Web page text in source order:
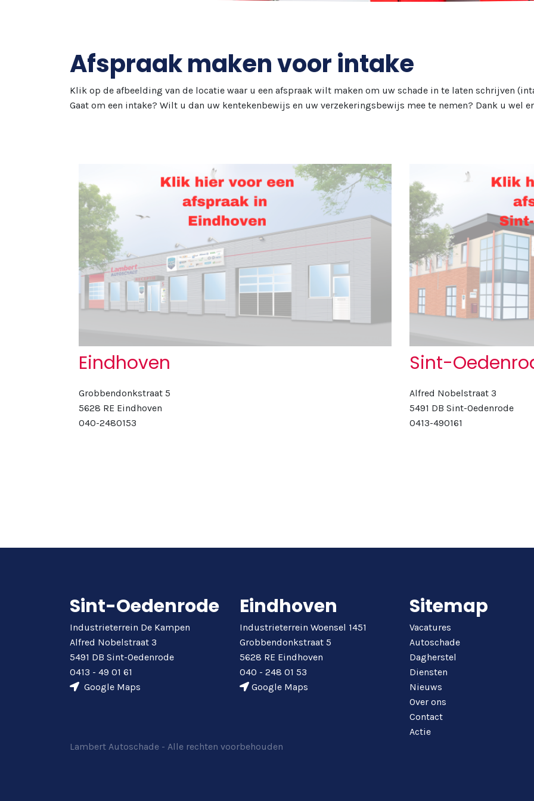
Afspraak maken voor intake
Klik op de afbeelding van de locatie waar u een afspraak wilt maken om uw schade in te laten schrijven
Gaat om een intake? Wilt u dan uw kentekenbewijs en uw verzekeringsbewijs mee te nemen? Dank u wel
Eindhoven
Grobbendonkstraat 5
5628 RE Eindhoven
040-2480153
Sint-
Alfred Nobelstraat 3
5491 DB Sint-Oedenrode
0413-490161
Sint-Oedenrode
Industrieterrein De Kampen
Alfred Nobelstraat 3
5491 DB Sint-Oedenrode
0413 - 49 01 61
Google Maps
Eindhoven
Industrieterrein Woensel 1451
Grobbendonkstraat 5
5628 RE Eindhoven
040 - 248 01 53
Google Maps
Sitemap
Vacatures
Autoschade
Dagherstel
Diensten
Nieuws
Over ons
Contact
Actie
Lambert Autoschade - Alle rechten voorbehouden